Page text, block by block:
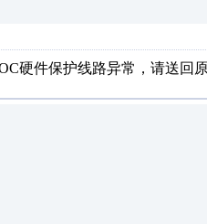
硬件保护线路异常，请送回